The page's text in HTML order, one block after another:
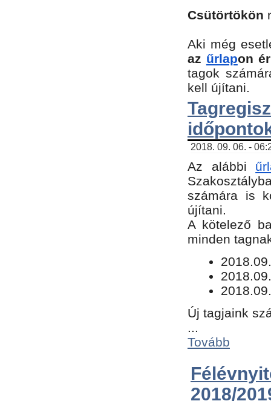
Csütörtökön
Aki még
az űrlapon
tagok
kell újítani.
2018. 09. 06. -
Az alábbi
számára is
újítani.
​A kötelező
minden
Új tagjaink
...
Tovább
2018/